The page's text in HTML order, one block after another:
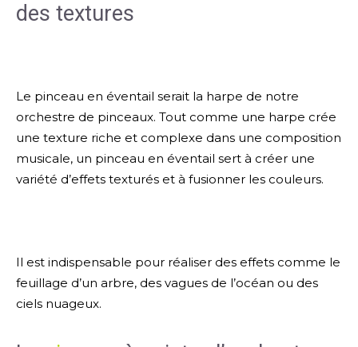
des textures
Le pinceau en éventail serait la harpe de notre
orchestre de pinceaux. Tout comme une harpe crée
une texture riche et complexe dans une composition
musicale, un pinceau en éventail sert à créer une
variété d’effets texturés et à fusionner les couleurs.
Il est indispensable pour réaliser des effets comme le
feuillage d’un arbre, des vagues de l’océan ou des
ciels nuageux.